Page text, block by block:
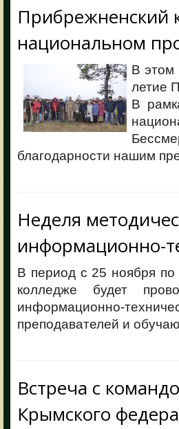
Прибрежненский
национальном
В этом
летие
В
благодарности нашим
Неделя
информационно-
В период с 25 ноября
колледже будет
информационно-
преподавателей и
Встреча с
Крымского